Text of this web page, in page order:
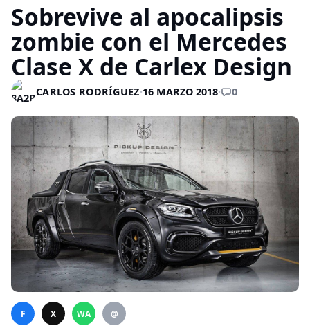
Sobrevive al apocalipsis
zombie con el Mercedes
Clase X de Carlex Design
CARLOS RODRÍGUEZ·16 MARZO 2018· 0
F X WA @